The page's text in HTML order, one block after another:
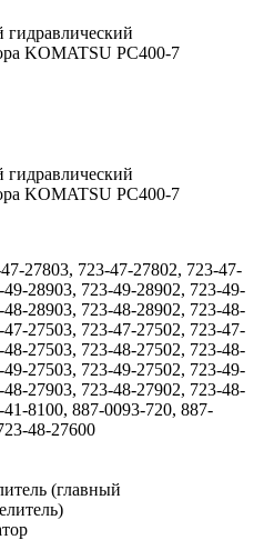
гидравлический
KOMATSU PC400-7
гидравлический
KOMATSU PC400-7
27803, 723-47-27802, 723-47-
28903, 723-49-28902, 723-49-
28903, 723-48-28902, 723-48-
27503, 723-47-27502, 723-47-
27503, 723-48-27502, 723-48-
27503, 723-49-27502, 723-49-
27903, 723-48-27902, 723-48-
8100, 887-0093-720, 887-
48-27600
(главный